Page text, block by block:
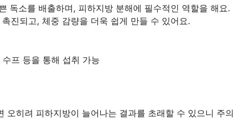
독소를 배출하며, 피하지방 분해에 필수적인 역할을 해요.
진되고, 체중 감량을 더욱 쉽게 만들 수 있어요.
프 등을 통해 섭취 가능
오히려 피하지방이 늘어나는 결과를 초래할 수 있으니 주의